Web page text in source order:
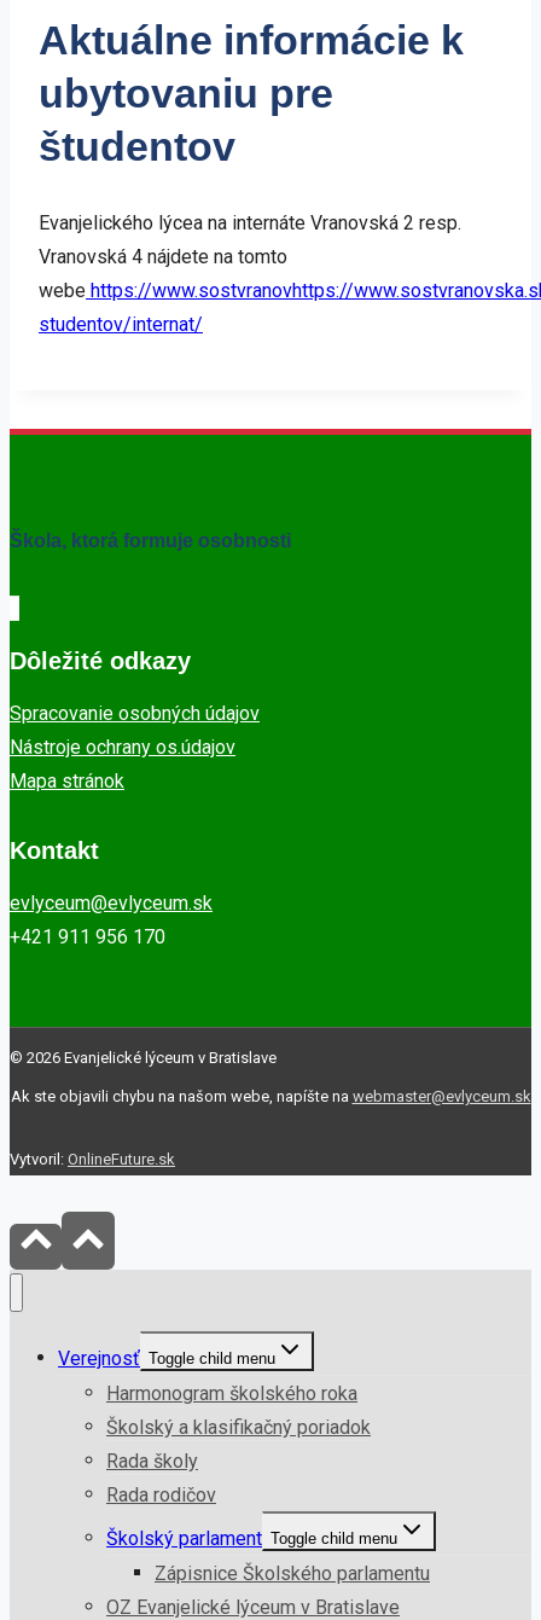
Aktuálne informácie k
ubytovaniu pre
študentov
Evanjelického lýcea na internáte Vranovská 2 resp.
Vranovská 4 nájdete na tomto
webe https://www.sostvranovhttps://
studentov/internat/
Škola, ktorá formuje osobnosti
Dôležité odkazy
Spracovanie osobných údajov
Nástroje ochrany os.údajov
Mapa stránok
Kontakt
evlyceum@evlyceum.sk
+421 911 956 170
© 2026 Evanjelické lýceum v Bratislave
Ak ste objavili chybu na našom webe, napíšte na webmaster@evlyceum.sk
Vytvoril: OnlineFuture.sk
Verejnosť Toggle child menu
Harmonogram školského roka
Školský a klasifikačný poriadok
Rada školy
Rada rodičov
Školský parlament Toggle child menu
Zápisnice Školského parlamentu
OZ Evanjelické lýceum v Bratislave